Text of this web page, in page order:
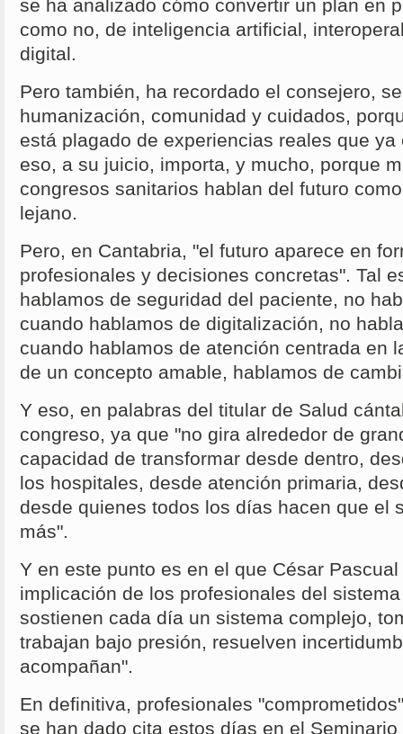
se ha analizado cómo convertir un plan en
como no, de inteligencia artificial,
digital.
Pero también, ha recordado el consejero,
humanización, comunidad y cuidados,
está plagado de experiencias reales que
eso, a su juicio, importa, y mucho, porque
congresos sanitarios hablan del futuro
lejano.
Pero, en Cantabria, "el futuro aparece en
profesionales y decisiones concretas". Tal
hablamos de seguridad del paciente, no
cuando hablamos de digitalización, no
cuando hablamos de atención centrada en
de un concepto amable, hablamos de
Y eso, en palabras del titular de Salud
congreso, ya que "no gira alrededor de
capacidad de transformar desde dentro,
los hospitales, desde atención primaria,
desde quienes todos los días hacen que el
más".
Y en este punto es en el que César
implicación de los profesionales del
sostienen cada día un sistema complejo,
trabajan bajo presión, resuelven
acompañan".
En definitiva, profesionales
se han dado cita estos días en el